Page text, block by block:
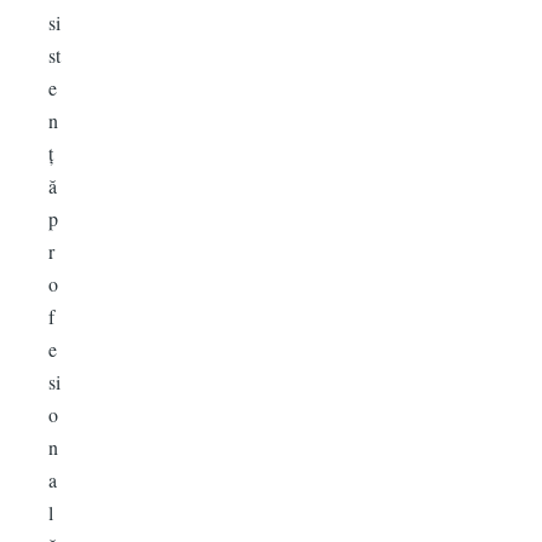
si
st
e
n
ț
ă
p
r
o
f
e
si
o
n
a
l